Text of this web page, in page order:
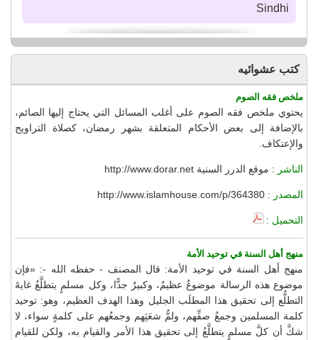
Sindhi
كتب عشوائيه
ملخص فقه الصوم
يحتوي ملخص فقه الصوم على أغلب المسائل التي يحتاج إليها الصائم،
بالإضافة إلى بعض الأحكام المتعلقة بشهر رمضان، كصلاة التراويح
والإعتكاف.
الناشر : موقع الدرر السنية http://www.dorar.net
المصدر : http://www.islamhouse.com/p/364380
التحميل :
منهج أهل السنة في توحيد الأمة
منهج أهل السنة في توحيد الأمة: قال المصنف - حفظه الله -: «فإن
موضوع هذه الرسالة موضوعٌ عظيمٌ، وكبيرٌ جدًّا، وكل مسلمٍ يتطلَّعُ غايةَ
التطلُّع إلى تحقيق هذا المطلَب الجليل وهذا الهدف العظيم، وهو: توحيد
كلمة المسلمين وجمعُ صفِّهم، ولمُّ شعَثِهم وجمعُهم على كلمةٍ سواء، لا
شكَّ أن كلَّ مسلمٍ يتطلَّعُ إلى تحقيق هذا الأمر والقيام به، ولكن للقيام